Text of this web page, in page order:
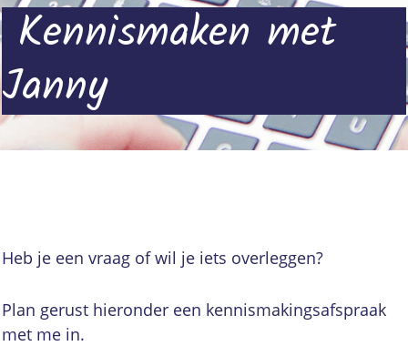
Kennismaken met
Janny
Heb je een vraag of wil je iets overleggen?
Plan gerust hieronder een kennismakingsafspraak
met me in.